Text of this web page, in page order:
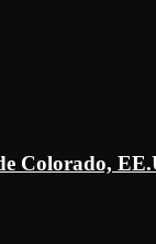
Colorado,